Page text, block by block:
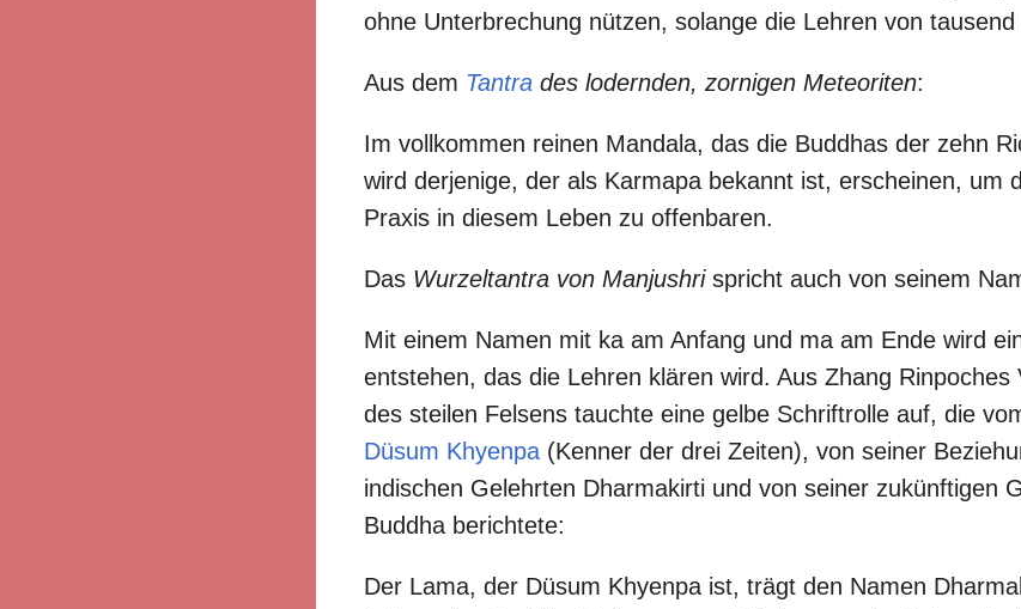
ohne Unterbrechung nützen, solange die Lehren von
Aus dem Tantra des lodernden, zornigen Meteoriten:
Im vollkommen reinen Mandala, das die Buddhas der zehn
wird derjenige, der als Karmapa bekannt ist, erscheinen, um
Praxis in diesem Leben zu offenbaren.
Das Wurzeltantra von Manjushrispricht auch von seinem
Mit einem Namen mit ka am Anfang und ma am Ende wird
entstehen, das die Lehren klären wird. Aus Zhang Rinpoches
des steilen Felsens tauchte eine gelbe Schriftrolle auf, die
Düsum Khyenpa (Kenner der drei Zeiten), von seiner
indischen Gelehrten Dharmakirti und von seiner zukünftigen
Buddha berichtete:
Der Lama, der Düsum Khyenpa ist, trägt den Namen